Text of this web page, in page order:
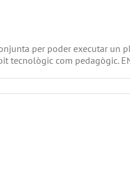
per poder executar un
com pedagògic.